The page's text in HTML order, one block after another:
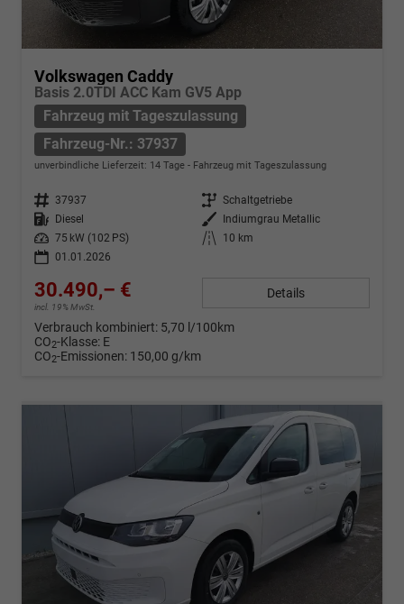
Volkswagen Caddy
Basis 2.0TDI ACC Kam GV5 App
Fahrzeug mit Tageszulassung
Fahrzeug-Nr.: 37937
unverbindliche Lieferzeit: 14 Tage Fahrzeug mit Tageszulassung
Fahrzeug-Nr. 37937 Getriebe Schaltgetriebe
Kraftstoff Diesel Außenfarbe
Indiumgrau Metallic
Leistung
75 kW (102 PS) Kilometerstand
10 km
01.01.2026
30.490,– €
incl. 19% MwSt.
Details
Verbrauch kombiniert: 5,70 l/100km
CO2-Klasse: E
CO2-Emissionen: 150,00 g/km